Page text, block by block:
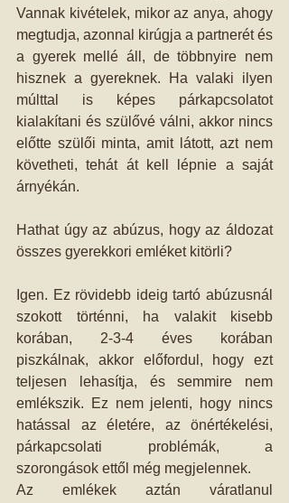
Vannak kivételek, mikor az anya, ahogy
megtudja, azonnal kirúgja a partnerét és
a gyerek mellé áll, de többnyire nem
hisznek a gyereknek. Ha valaki ilyen
múlttal is képes párkapcsolatot
kialakítani és szülővé válni, akkor nincs
előtte szülői minta, amit látott, azt nem
követheti, tehát át kell lépnie a saját
árnyékán.
Hathat úgy az abúzus, hogy az áldozat
összes gyerekkori emléket kitörli?
Igen. Ez rövidebb ideig tartó abúzusnál
szokott történni, ha valakit kisebb
korában, 2-3-4 éves korában
piszkálnak, akkor előfordul, hogy ezt
teljesen lehasítja, és semmire nem
emlékszik. Ez nem jelenti, hogy nincs
hatással az életére, az önértékelési,
párkapcsolati problémák, a
szorongások ettől még megjelennek.
Az emlékek aztán váratlanul